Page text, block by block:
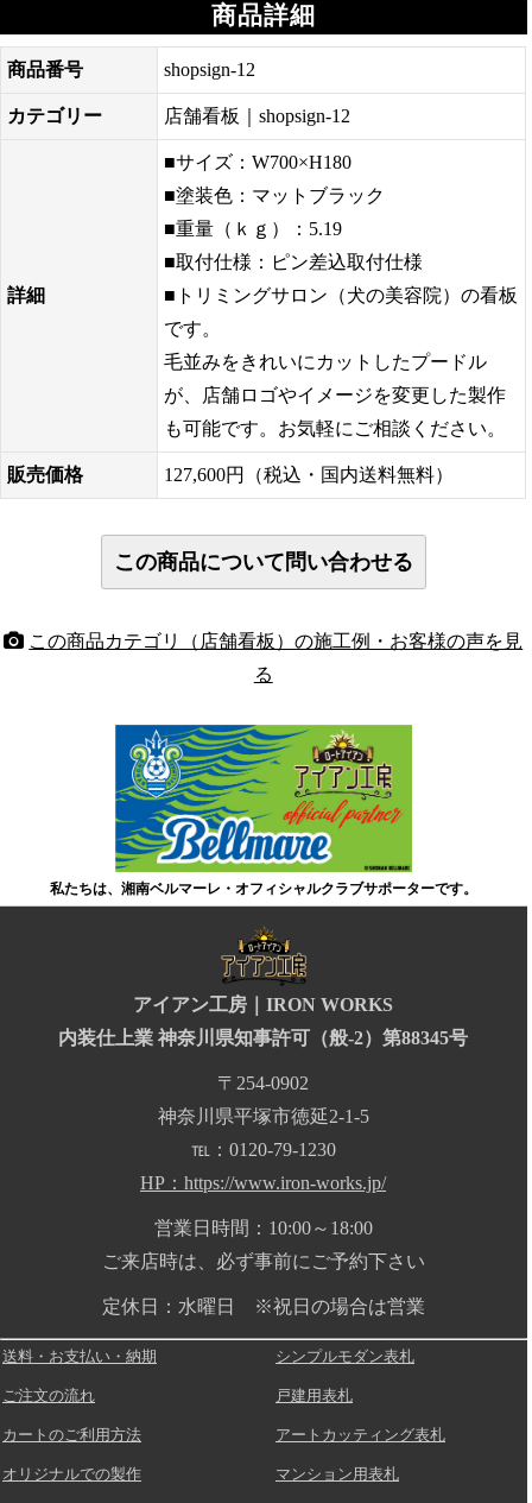
商品詳細
商品番号 shopsign-12
カテゴリー 店舗看板｜shopsign-12
詳細
■サイズ：W700×H180
■塗装色：マットブラック
■重量（ｋｇ）：5.19
■取付仕様：ピン差込取付仕様
■トリミングサロン（犬の美容院）の看板
です。
毛並みをきれいにカットしたプードル
が、店舗ロゴやイメージを変更した製作
も可能です。お気軽にご相談ください。
販売価格 127,600円（税込・国内送料無料）
この商品カテゴリ（店舗看板）の施工例・お客様の声を見
る
私たちは、湘南ベルマーレ・オフィシャルクラブサポーターです。
アイアン工房｜IRON WORKS
内装仕上業 神奈川県知事許可（般-2）第88345号
〒254-0902
神奈川県平塚市徳延2-1-5
℡：0120-79-1230
HP：https://www.iron-works.jp/
営業日時間：10:00～18:00
ご来店時は、必ず事前にご予約下さい
定休日：水曜日 ※祝日の場合は営業
送料・お支払い・納期
ご注文の流れ
カートのご利用方法
オリジナルでの製作
シンプルモダン表札
戸建用表札
アートカッティング表札
マンション用表札